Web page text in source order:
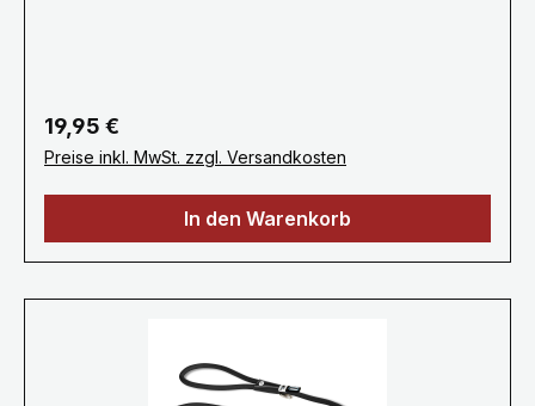
den besten Halt, Kontrolle und Sicherheit·
Kotbeutelspender „Snap-In“
Sicherheitskarabiner · Handwäsche / Kein
Weichspüler / Nicht maschinell trocknen
Gewicht 0.079 kg · Spezifikationen Seil: Nylon
/ D-Rings & Karabiner: Zinc-Alloy Die
Kräfte, welche Hund wie Hundehalter verletzen
können. Darum hat Curli ein Seil entwickelt,
Regulärer Preis:
19,95 €
Preise inkl. MwSt. zzgl. Versandkosten
In den Warenkorb